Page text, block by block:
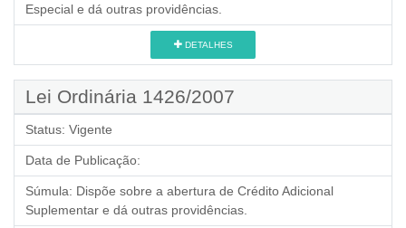
Especial e dá outras providências.
DETALHES
Lei Ordinária 1426/2007
Status: Vigente
Data de Publicação:
Súmula: Dispõe sobre a abertura de Crédito Adicional
Suplementar e dá outras providências.